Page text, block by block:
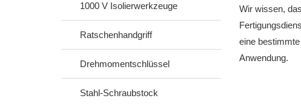
1000 V Isolierwerkzeuge
Ratschenhandgriff
Drehmomentschlüssel
Stahl-Schraubstock
Wir wissen,
eine
Anwendung.